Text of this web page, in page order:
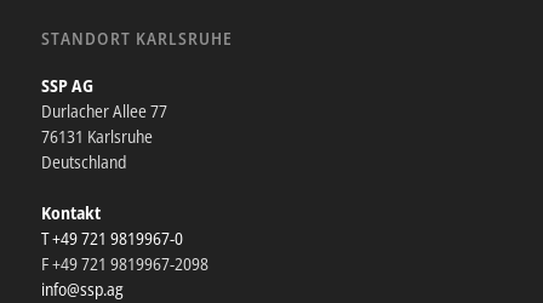
STANDORT KARLSRUHE
SSP AG
Durlacher Allee 77
76131 Karlsruhe
Deutschland
Kontakt
T +49 721 9819967-0
F +49 721 9819967-2098
info@ssp.ag